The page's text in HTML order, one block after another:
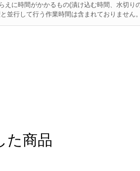
えに時間がかかるもの(漬け込む時間、水切り
並行して行う作業時間は含まれておりません。
た商品